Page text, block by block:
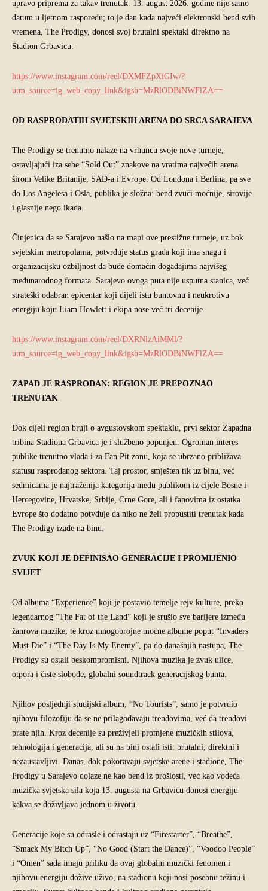
upravo priprema za takav trenutak. 13. august 2026. godine nije samo
datum u ljetnom rasporedu; to je dan kada najveći elektronski bend svih
vremena, The Prodigy, donosi svoj brutalni spektakl direktno na
Stadion Grbavicu.
https://www.instagram.com/reel/DXMFZpXiGIw/?
utm_source=ig_web_copy_link&igsh=MzRlODBiNWFlZA==
OD RASPRODATIH SVJETSKIH ARENA DO SRCA SARAJEVA
The Prodigy se trenutno nalaze na vrhuncu svoje nove turneje,
ostavljajući iza sebe “Sold Out” znakove na vratima najvećih arena
širom Velike Britanije, SAD-a i Evrope. Od Londona i Berlina, pa sve
do Los Angelesa i Osla, publika je složna: bend zvuči moćnije, sirovije
i glasnije nego ikada.
Činjenica da se Sarajevo našlo na mapi ove prestižne turneje, uz bok
svjetskim metropolama, potvrđuje status grada koji ima snagu i
organizacijsku ozbiljnost da bude domaćin događajima najvišeg
međunarodnog formata. Sarajevo ovoga puta nije usputna stanica, već
strateški odabran epicentar koji dijeli istu buntovnu i neukrotivu
energiju koju Liam Howlett i ekipa nose već tri decenije.
https://www.instagram.com/reel/DXRNlzAiMMl/?
utm_source=ig_web_copy_link&igsh=MzRlODBiNWFlZA==
ZAPAD JE RASPRODAN: REGION JE PREPOZNAO
TRENUTAK
Dok cijeli region bruji o avgustovskom spektaklu, prvi sektor Zapadna
tribina Stadiona Grbavica je i službeno popunjen. Ogroman interes
publike trenutno vlada i za Fan Pit zonu, koja se ubrzano približava
statusu rasprodanog sektora. Taj prostor, smješten tik uz binu, već
sedmicama je najtraženija kategorija među publikom iz cijele Bosne i
Hercegovine, Hrvatske, Srbije, Crne Gore, ali i fanovima iz ostatka
Evrope što dodatno potvđuje da niko ne želi propustiti trenutak kada
The Prodigy izađe na binu.
ZVUK KOJI JE DEFINISAO GENERACIJE I PROMIJENIO
SVIJET
Od albuma “Experience” koji je postavio temelje rejv kulture, preko
legendarnog “The Fat of the Land” koji je srušio sve barijere između
žanrova muzike, te kroz mnogobrojne moćne albume poput “Invaders
Must Die” i “The Day Is My Enemy”, pa do današnjih nastupa, The
Prodigy su ostali beskompromisni. Njihova muzika je zvuk ulice,
otpora i čiste slobode, globalni soundtrack generacijskog bunta.
Njihov posljednji studijski album, “No Tourists”, samo je potvrdio
njihovu filozofiju da se ne prilagođavaju trendovima, već da trendovi
prate njih. Kroz decenije su preživjeli promjene muzičkih stilova,
tehnologija i generacija, ali su na bini ostali isti: brutalni, direktni i
nezaustavljivi. Danas, dok pokoravaju svjetske arene i stadione, The
Prodigy u Sarajevo dolaze ne kao bend iz prošlosti, već kao vodeća
muzička svjetska sila koja 13. augusta na Grbavicu donosi energiju
kakva se doživljava jednom u životu.
Generacije koje su odrasle i odrastaju uz “Firestarter”, “Breathe”,
“Smack My Bitch Up”, “No Good (Start the Dance)”, “Voodoo People”
i “Omen” sada imaju priliku da ovaj globalni muzički fenomen i
njihovu energiju dožive uživo, na stadionu koji nosi posebnu težinu i